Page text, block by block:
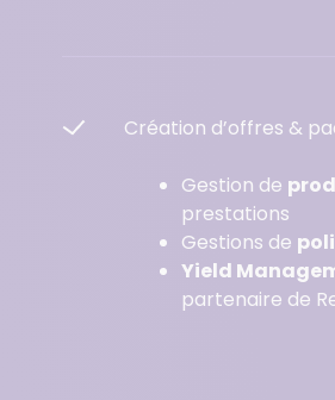
Création d’offres &
Gestion de
prestations
Gestions de
Yield
partenaire de